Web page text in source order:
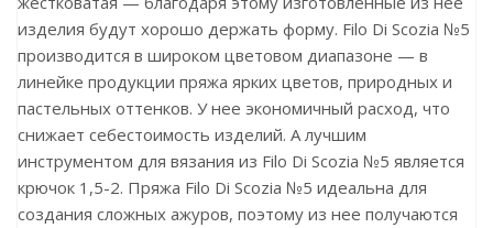
изделия будут хорошо держать форму. Filo Di Scozia №5
производится в широком цветовом диапазоне — в
линейке продукции пряжа ярких цветов, природных и
пастельных оттенков. У нее экономичный расход, что
снижает себестоимость изделий. А лучшим
инструментом для вязания из Filo Di Scozia №5 является
крючок 1,5-2. Пряжа Filo Di Scozia №5 идеальна для
создания сложных ажуров, поэтому из нее получаются